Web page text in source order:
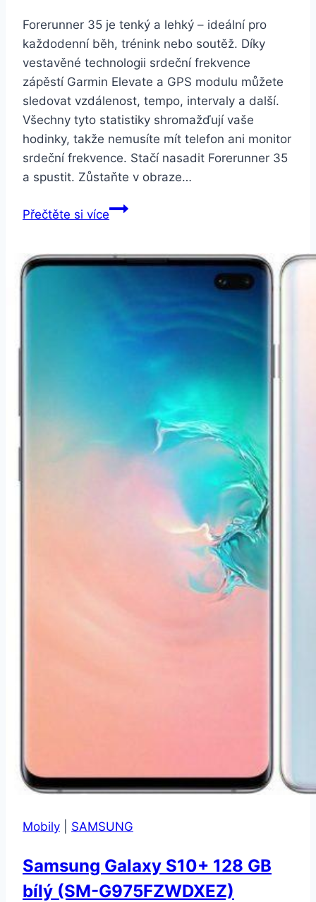
Forerunner 35 je tenký a lehký – ideální pro
každodenní běh, trénink nebo soutěž. Díky
vestavěné technologii srdeční frekvence
zápěstí Garmin Elevate a GPS modulu můžete
sledovat vzdálenost, tempo, intervaly a další.
Všechny tyto statistiky shromažďují vaše
hodinky, takže nemusíte mít telefon ani monitor
srdeční frekvence. Stačí nasadit Forerunner 35
a spustit. Zůstaňte v obraze…
Přečtěte si víceGarmin
bílé
Mobily SAMSUNG
Samsung Galaxy S10+ 128 GB
bílý (SM-G975FZWDXEZ)